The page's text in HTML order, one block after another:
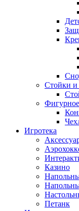
Стойки и
Игротека
Казино
Петанк